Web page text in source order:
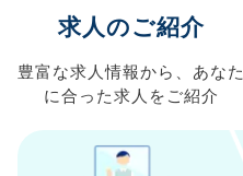
求人のご紹介
豊富な求人情報から、 あなた
に合った求人を ご紹介